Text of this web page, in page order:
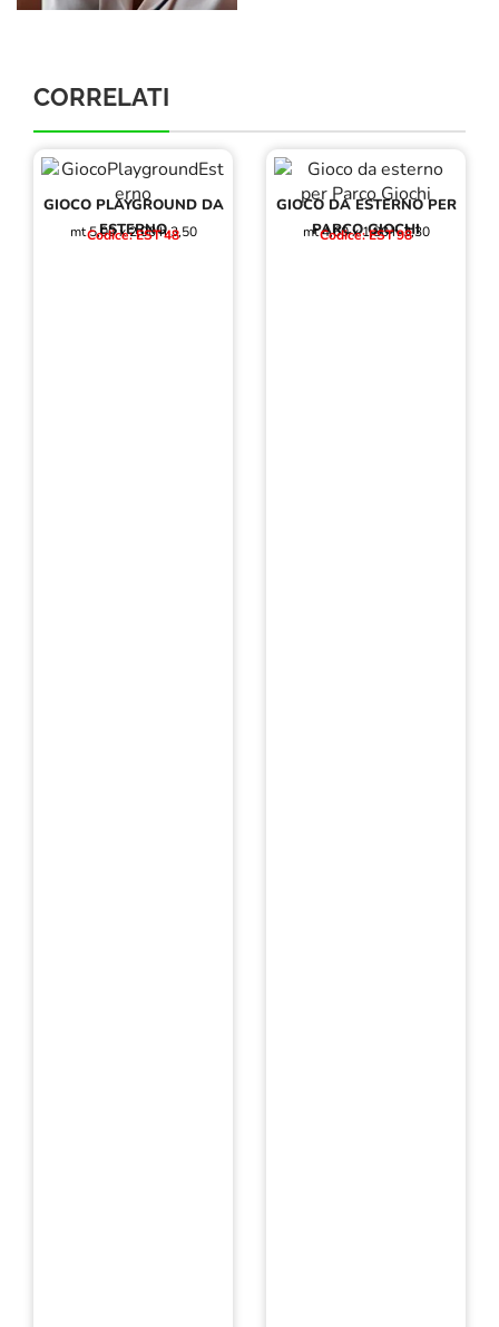
CORRELATI
GIOCO PLAYGROUND DA
ESTERNO
mt 5,00 x 2,00 h 3,50
Codice: EST 48
GIOCO DA ESTERNO PER
PARCO GIOCHI
mt 4,60 x 1,80 h 3,30
Codice: EST 98